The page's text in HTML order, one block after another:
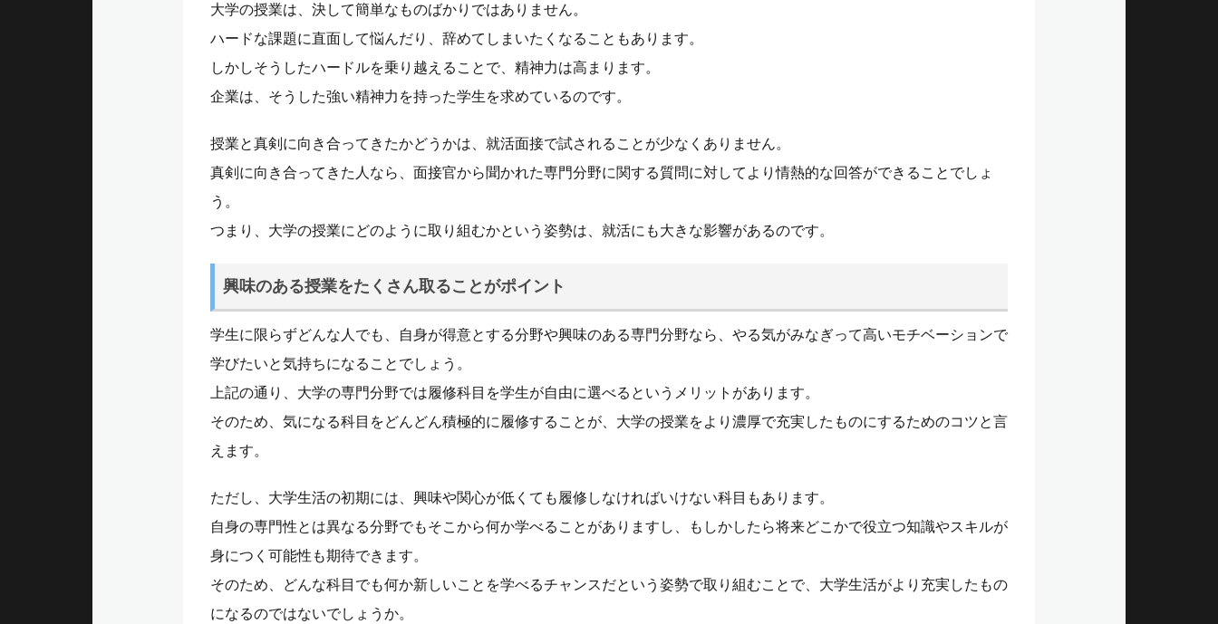
大学の授業は、決して簡単なものばかりではありません。
ハードな課題に直面して悩んだり、辞めてしまいたくなることもあります。
しかしそうしたハードルを乗り越えることで、精神力は高まります。
企業は、そうした強い精神力を持った学生を求めているのです。
授業と真剣に向き合ってきたかどうかは、就活面接で試されることが少なくありません。
真剣に向き合ってきた人なら、面接官から聞かれた専門分野に関する質問に対してより情熱的な回答ができることでしょ
う。
つまり、大学の授業にどのように取り組むかという姿勢は、就活にも大きな影響があるのです。
興味のある授業をたくさん取ることがポイント
学生に限らずどんな人でも、自身が得意とする分野や興味のある専門分野なら、やる気がみなぎって高いモチベーションで
学びたいと気持ちになることでしょう。
上記の通り、大学の専門分野では履修科目を学生が自由に選べるというメリットがあります。
そのため、気になる科目をどんどん積極的に履修することが、大学の授業をより濃厚で充実したものにするためのコツと言
えます。
ただし、大学生活の初期には、興味や関心が低くても履修しなければいけない科目もあります。
自身の専門性とは異なる分野でもそこから何か学べることがありますし、もしかしたら将来どこかで役立つ知識やスキルが
身につく可能性も期待できます。
そのため、どんな科目でも何か新しいことを学べるチャンスだという姿勢で取り組むことで、大学生活がより充実したもの
になるのではないでしょうか。